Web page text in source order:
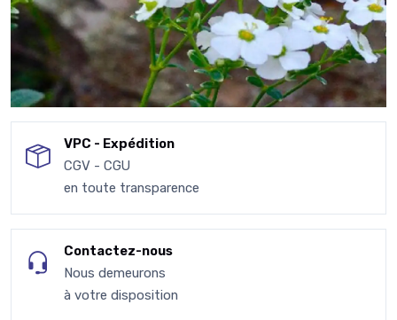
VPC - Expédition
CGV - CGU
en toute transparence
Contactez-nous
Nous demeurons
à votre disposition